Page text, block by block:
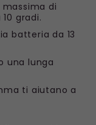
di
gradi.
batteria da 13
una lunga
ti aiutano a